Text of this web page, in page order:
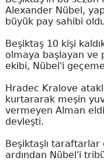
Alexander Nübel,
büyük pay sahibi
Beşiktaş 10 kişi
olmaya başlayan ve
ekibi, Nübel'i
Hradec Kralove
kurtararak meşin
vermeyen Alman
devleşti.
Beşiktaşlı taraftarlar
ardından Nübel'i